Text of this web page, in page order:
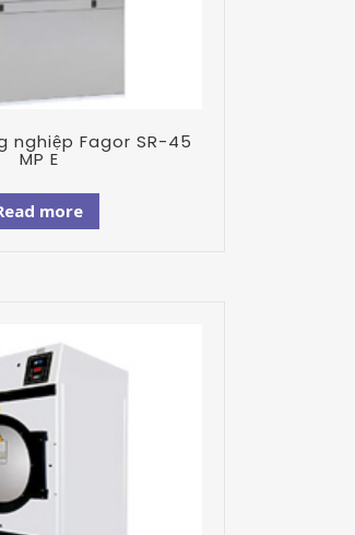
nghiệp Fagor SR-45
MP E
more